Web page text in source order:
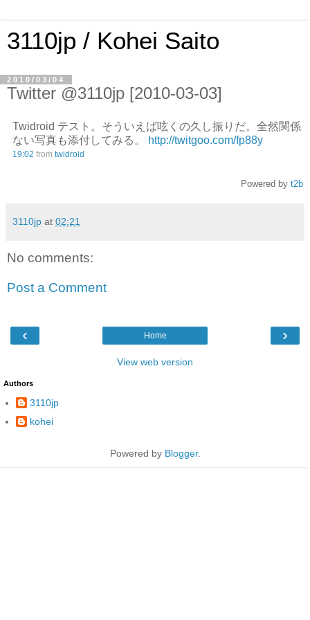
3110jp / Kohei Saito
2010/03/04
Twitter @3110jp [2010-03-03]
Twidroid テスト。そういえば呟くの久し振りだ。全然関係
ない写真も添付してみる。
http://twitgoo.com/fp88y
19:02 from twidroid
Powered by t2b
3110jp at 02:21
No comments:
Post a Comment
‹ ›
Home
View web version
Authors
3110jp
kohei
Powered by Blogger.